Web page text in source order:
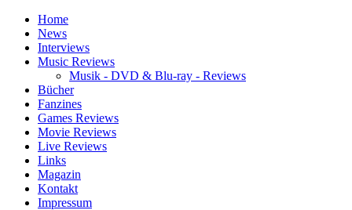
Home
News
Interviews
Music Reviews
Musik - DVD & Blu-ray - Reviews
Bücher
Fanzines
Games Reviews
Movie Reviews
Live Reviews
Links
Magazin
Kontakt
Impressum